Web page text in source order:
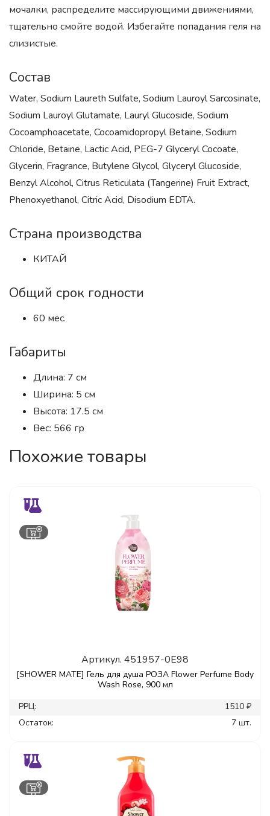
мочалки, распределите массирующими движениями,
тщательно смойте водой. Избегайте попадания геля на
слизистые.
Состав
Water, Sodium Laureth Sulfate, Sodium Lauroyl Sarcosinate,
Sodium Lauroyl Glutamate, Lauryl Glucoside, Sodium
Cocoamphoacetate, Cocoamidopropyl Betaine, Sodium
Chloride, Betaine, Lactic Acid, PEG-7 Glyceryl Cocoate,
Glycerin, Fragrance, Butylene Glycol, Glyceryl Glucoside,
Benzyl Alcohol, Citrus Reticulata (Tangerine) Fruit Extract,
Phenoxyethanol, Citric Acid, Disodium EDTA.
Страна производства
КИТАЙ
Общий срок годности
60 мес.
Габариты
Длина: 7 см
Ширина: 5 см
Высота: 17.5 см
Вес: 566 гр
Похожие товары
Артикул. 451957-0E98
[SHOWER MATE] Гель для душа РОЗА Flower Perfume Body
Wash Rose, 900 мл
РРЦ:
1510 ₽
Остаток:
7 шт.